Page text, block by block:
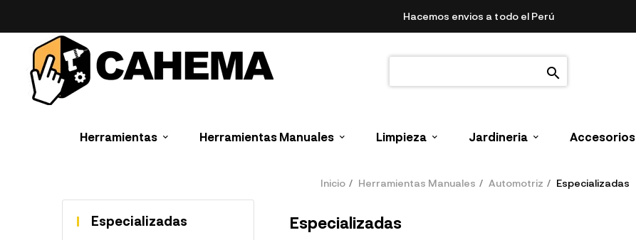
Hacemos envios a todo el Perú
search
Herramientas Herramientas Manuales Limpieza Jardineria Accesorios
Inicio Herramientas Manuales Automotriz Especializadas
Especializadas Especializadas